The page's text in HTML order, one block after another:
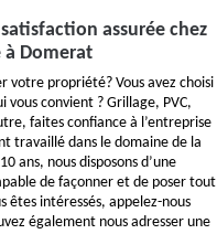
assurée chez
à Domerat
votre propriété? Vous avez choisi
vous convient ? Grillage, PVC,
faites confiance à l’entreprise
travaillé dans le domaine de la
ans, nous disposons d’une
de façonner et de poser tout
êtes intéressés, appelez-nous
également nous adresser une